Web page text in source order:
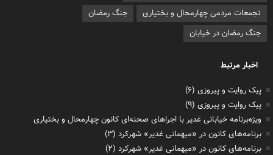
تجمعات مردمی چهارمحال و بختیاری
جنگ رمضان
جنگ رمضان در خیابان
اخبار مرتبط
پیک روایت و پیروزی (۶)
پیک روایت و پیروزی (۹)
ویژه‌برنامه خیابانی غدیر با اجراهای صحنه‌ای کانون چهارمحال و بختیاری
برنامه‌های کانون در «میهمانی غدیر» شهرکرد (۳)
برنامه‌های کانون در «میهمانی غدیر» شهرکرد (۲)